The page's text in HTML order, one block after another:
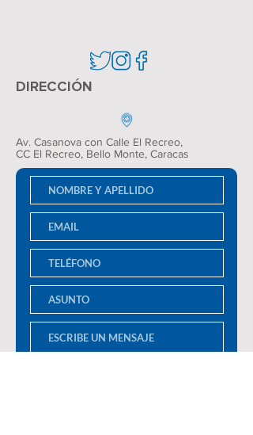
DIRECCIÓN
Av. Casanova con Calle El Recreo,
CC El Recreo, Bello Monte, Caracas